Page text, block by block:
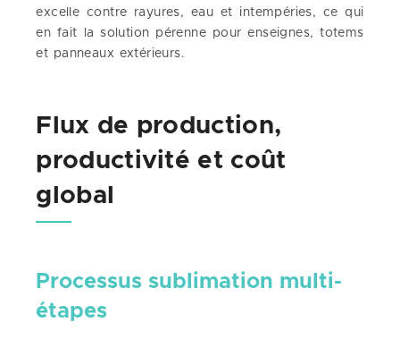
excelle contre rayures, eau et intempéries, ce qui
en fait la solution pérenne pour enseignes, totems
et panneaux extérieurs.
Flux de production,
productivité et coût
global
Processus sublimation multi-
étapes